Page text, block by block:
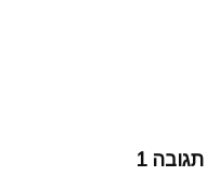
תגובה 1